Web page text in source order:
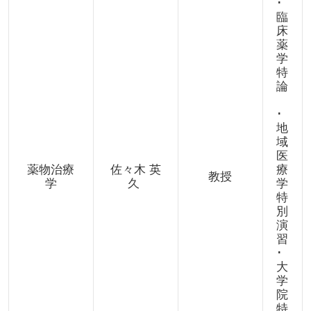
薬物治療
学
佐々木 英
久
教授
･
臨
床
薬
学
特
論
･
地
域
医
療
学
特
別
演
習
･
大
学
院
特